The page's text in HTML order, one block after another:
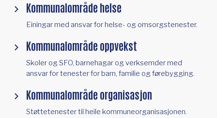
Kommunalområde helse
Einingar med ansvar for helse- og omsorgstenester.
Kommunalområde oppvekst
Skoler og SFO, barnehagar og verksemder med
ansvar for tenester for barn, familie og førebygging.
Kommunalområde organisasjon
Støttetenester til heile kommuneorganisasjonen.